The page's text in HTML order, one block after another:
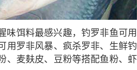
味饵料最感兴趣，钓罗非鱼可用
用罗非风暴、疯杀罗非、生鲜钓
、麦麸皮、豆粉等搭配鱼粉、虾